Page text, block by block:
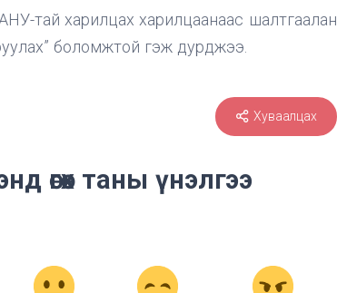
тай харилцах харилцаанаас шалтгаалан
боломжтой гэж дурджээ.
Хуваалцах
өгөх таны үнэлгээ